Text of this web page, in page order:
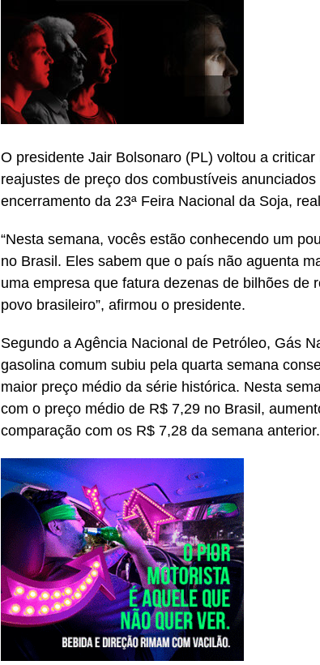
O presidente Jair Bolsonaro (PL) voltou a
reajustes de preço dos combustíveis
encerramento da 23ª Feira Nacional da Soja,
“Nesta semana, vocês estão conhecendo um
no Brasil. Eles sabem que o país não aguenta
uma empresa que fatura dezenas de bilhões de
povo brasileiro”, afirmou o presidente.
Segundo a Agência Nacional de Petróleo, Gás
gasolina comum subiu pela quarta semana
maior preço médio da série histórica. Nesta
com o preço médio de R$ 7,29 no Brasil,
comparação com os R$ 7,28 da semana anterior.